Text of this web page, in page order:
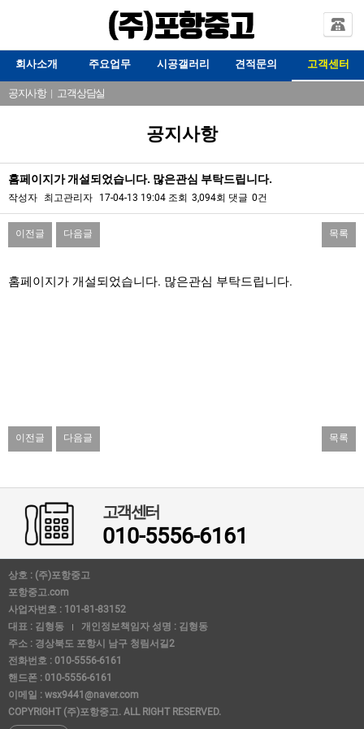
회사소개 주요업무 시공갤러리 견적문의 고객센터
공지사항| 고객상담실
공지사항
홈페이지가 개설되었습니다. 많은관심 부탁드립니다.
작성자 최고관리자 17-04-13 19:04 조회 3,094회 댓글 0건
이전글 다음글 목록
홈페이지가 개설되었습니다. 많은관심 부탁드립니다.
이전글 다음글 목록
고객센터
010-5556-6161
상호 : (주)포항중고
포항중고.com
사업자번호 : 101-81-83152
대표 : 김형동
개인정보책임자 성명 : 김형동
주소 : 경상북도 포항시 남구 청림서길2
전화번호 : 010-5556-6161
핸드폰 : 010-5556-6161
이메일 : wsx9441@naver.com
COPYRIGHT (주)포항중고. ALL RIGHT RESERVED.